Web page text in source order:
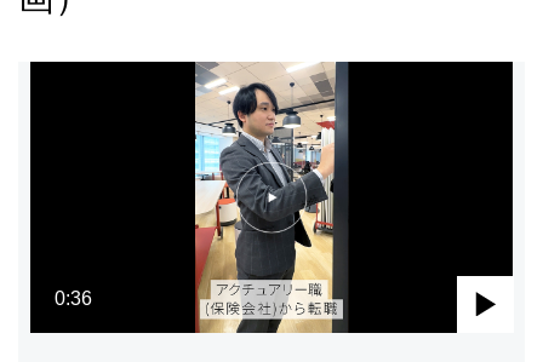
0:36